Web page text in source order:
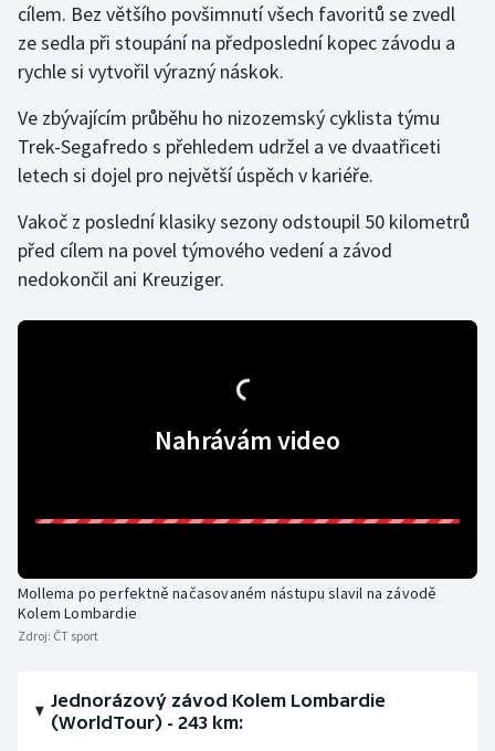
Judo
Krasobruslení
Lezení
Moderní pětiboj
Rychlobruslení
Short track
cílem. Bez většího povšimnutí všech favoritů se zvedl
ze sedla při stoupání na předposlední kopec závodu a
rychle si vytvořil výrazný náskok.
Ve zbývajícím průběhu ho nizozemský cyklista týmu
Trek-Segafredo s přehledem udržel a ve dvaatřiceti
letech si dojel pro největší úspěch v kariéře.
Vakoč z poslední klasiky sezony odstoupil 50 kilometrů
před cílem na povel týmového vedení a závod
nedokončil ani Kreuziger.
Nahrávám video
Mollema po perfektně načasovaném nástupu slavil na závodě
Kolem Lombardie
Zdroj: ČT sport
Jednorázový závod Kolem Lombardie
(WorldTour) - 243 km: